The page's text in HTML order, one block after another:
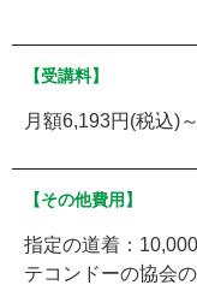
【受講料】
月額6,193円(税込)～
【その他費用】
指定の道着：
テコンドーの協会